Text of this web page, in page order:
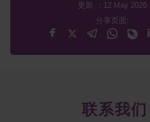
更新 : 12 May 2026
分享页面:
联系我们